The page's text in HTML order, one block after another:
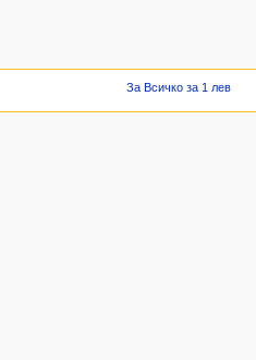
За Всичко за 1 лев